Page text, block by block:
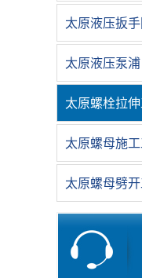
太原液压扳
太原液压泵浦
太原螺栓拉
太原螺母施
太原螺母劈